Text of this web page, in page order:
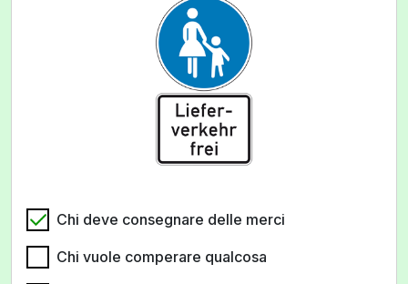
Chi deve consegnare delle merci
Chi vuole comperare qualcosa